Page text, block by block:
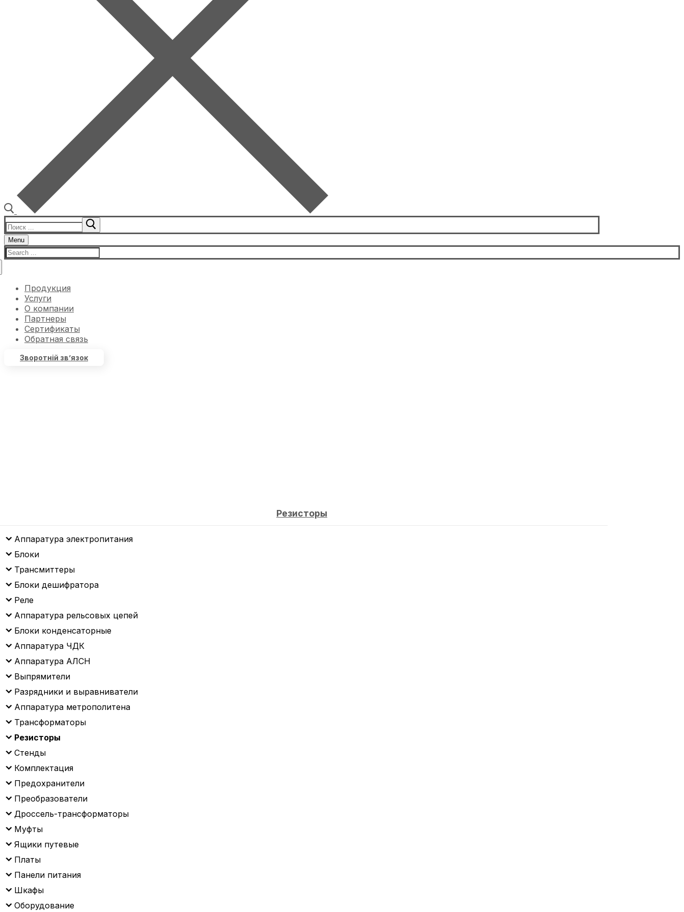
Menu
Продукция
Услуги
О компании
Партнеры
Сертификаты
Обратная связь
Зворотній зв’язок
Резисторы
Аппаратура электропитания
Блоки
Трансмиттеры
Блоки дешифратора
Реле
Аппаратура рельсовых цепей
Блоки конденсаторные
Аппаратура ЧДК
Аппаратура АЛСН
Выпрямители
Разрядники и выравниватели
Аппаратура метрополитена
Трансформаторы
Резисторы
Стенды
Комплектация
Предохранители
Преобразователи
Дроссель-трансформаторы
Муфты
Ящики путевые
Платы
Панели питания
Шкафы
Оборудование